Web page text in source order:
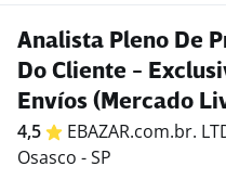
Analista Pleno De
Do Cliente -
Envíos (Mercado
4,5 EBAZAR.com.br.
Osasco - SP